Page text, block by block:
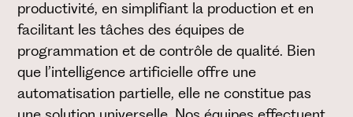
productivité, en simplifiant la production et en
facilitant les tâches des équipes de
programmation et de contrôle de qualité. Bien
que l’intelligence artificielle offre une
automatisation partielle, elle ne constitue pas